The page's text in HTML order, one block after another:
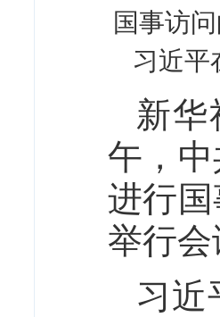
国事访
习近平
新华
午，
进行
举行会
习近